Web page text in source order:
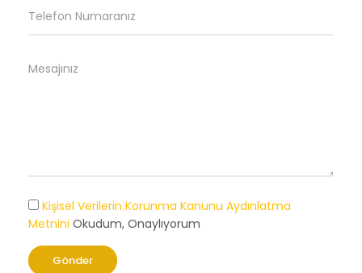
Kişisel Verilerin Korunma Kanunu Aydınlatma
Metnini Okudum, Onaylıyorum
Gönder